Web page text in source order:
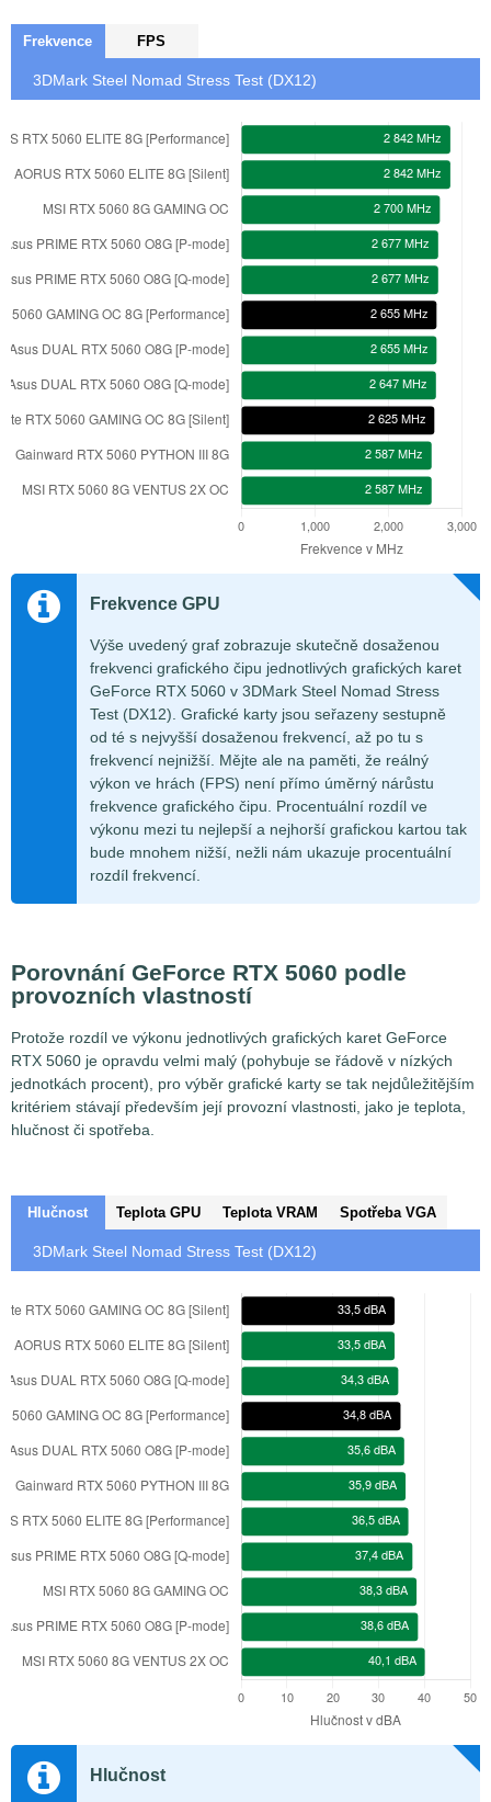
Frekvence FPS
3DMark Steel Nomad Stress Test (DX12)
Frekvence GPU
Výše uvedený graf zobrazuje skutečně dosaženou
frekvenci grafického čipu jednotlivých grafických karet
GeForce RTX 5060 v 3DMark Steel Nomad Stress
Test (DX12). Grafické karty jsou seřazeny sestupně
od té s nejvyšší dosaženou frekvencí, až po tu s
frekvencí nejnižší. Mějte ale na paměti, že reálný
výkon ve hrách (FPS) není přímo úměrný nárůstu
frekvence grafického čipu. Procentuální rozdíl ve
výkonu mezi tu nejlepší a nejhorší grafickou kartou tak
bude mnohem nižší, nežli nám ukazuje procentuální
rozdíl frekvencí.
Porovnání GeForce RTX 5060 podle
provozních vlastností
Protože rozdíl ve výkonu jednotlivých grafických karet GeForce
RTX 5060 je opravdu velmi malý (pohybuje se řádově v nízkých
jednotkách procent), pro výběr grafické karty se tak nejdůležitějším
kritériem stávají především její provozní vlastnosti, jako je teplota,
hlučnost či spotřeba.
Hlučnost Teplota GPU Teplota VRAM Spotřeba VGA
3DMark Steel Nomad Stress Test (DX12)
Hlučnost